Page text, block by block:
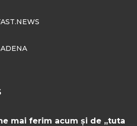
mai ferim acum şi de „tuta